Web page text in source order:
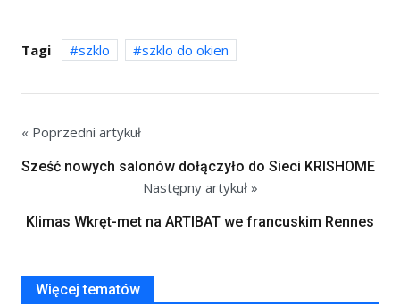
Tagi szklo szklo do okien
« Poprzedni artykuł
Sześć nowych salonów dołączyło do Sieci KRISHOME
Następny artykuł »
Klimas Wkręt-met na ARTIBAT we francuskim Rennes
Więcej tematów